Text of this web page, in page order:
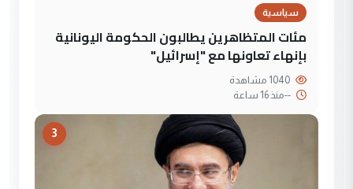
سياسية
مئات المتظاهرين يطالبون الحكومة اليونانية
بإنهاء تعاونها مع "إسرائيل"
--منذ 16 ساعة
3